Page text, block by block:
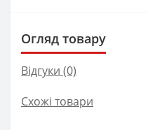
Огляд товару
Відгуки (0)
Схожі товари